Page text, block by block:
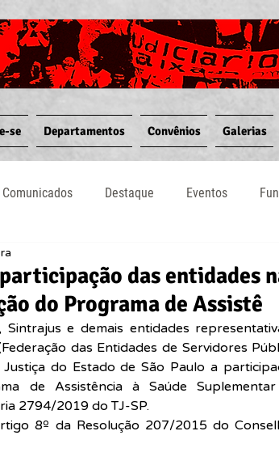
se Departamentos Convênios Galerias
Comunicados Destaque Eventos
das entidades
do Programa de Assistê
Sintrajus e demais entidades
das Entidades de Servidores
do Estado de São Paulo a
de Assistência à Saúde
2794/2019 do TJ-SP.
8º da Resolução 207/2015 do